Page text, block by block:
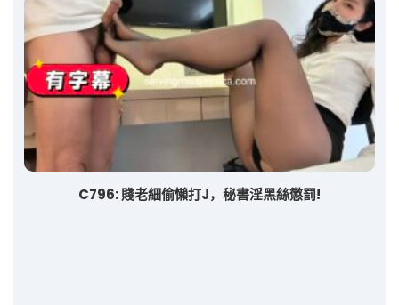
C796: 賤老細偷懶打J，秘書淫黑絲懲罰!